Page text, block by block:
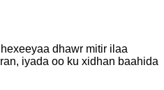
dhawr mitir ilaa
iyada oo ku xidhan baahida